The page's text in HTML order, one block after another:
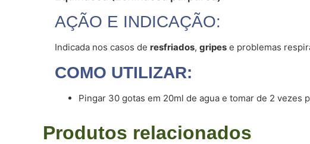
AÇÃO E INDICAÇÃO:
Indicada nos casos de resfriados, gripes e problemas
COMO UTILIZAR:
Pingar 30 gotas em 20ml de agua e tomar de 2 vezes
Produtos relacionados